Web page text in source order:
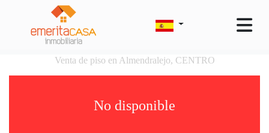
Venta de piso en Almendralejo, CENTRO
No disponible